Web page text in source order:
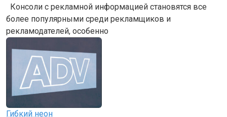
Консоли с рекламной информацией становятся все
более популярными среди рекламщиков и
рекламодателей, особенно
Гибкий неон